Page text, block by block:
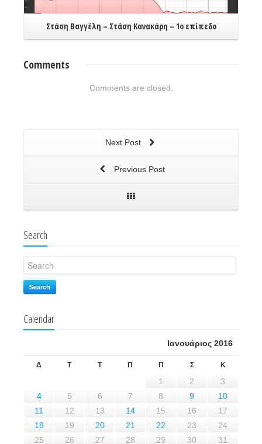
Στάση Βαγγέλη – Στάση Κανακάρη – 1ο επίπεδο
Comments
Comments are closed.
Next Post
Previous Post
Search
Search
Calendar
Ιανουάριος 2016
Δ Τ Τ Π Π Σ Κ
1 2
3
4
5 6 7 8 9
10
11
12 13 14 15 16
17
18
19 20 21 22 23
24
25
26 27 28 29 30
31